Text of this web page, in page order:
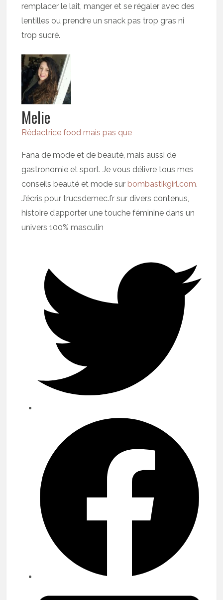
remplacer le lait, manger et se régaler avec des
lentilles ou prendre un snack pas trop gras ni
trop sucré.
Melie
Rédactrice food mais pas que
Fana de mode et de beauté, mais aussi de
gastronomie et sport. Je vous délivre tous mes
conseils beauté et mode sur bombastikgirl.com.
J’écris pour trucsdemec.fr sur divers contenus,
histoire d’apporter une touche féminine dans un
univers 100% masculin